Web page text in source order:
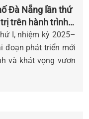
Đà Nẵng lần thứ
trên hành trình
I, nhiệm kỳ 2025–
đoạn phát triển mới
và khát vọng vươn